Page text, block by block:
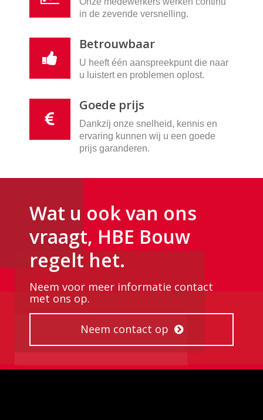
in de zevende versnelling.
Betrouwbaar
U heeft één aanspreekpunt die naar
u luistert en problemen oplost.
Goede prijs
Dankzij onze snelheid, kennis en
ervaring kunnen wij u een goede
prijs garanderen.
Wat u ook van ons
vraagt, HBE Bouw
regelt het.
Neem voor meer informatie contact
met ons op.
Neem contact op